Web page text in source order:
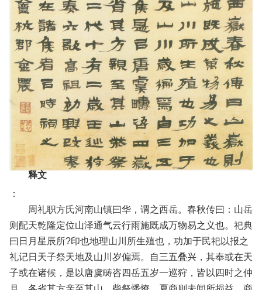
释文
：
周礼职方氏河南山镇曰华，谓之西岳。春秋传曰：山岳
则配天乾隆定位山泽通气云行雨施既成万物易之义也。祀典
曰日月星辰所?印也地理山川所生殖也，功加于民祀以报之
礼记日天子祭天地及山川岁偏焉。自三五叠兴，其奉或在天
子或在诸候，是以唐虞畴咨四岳五岁一巡狩，皆以四时之仲